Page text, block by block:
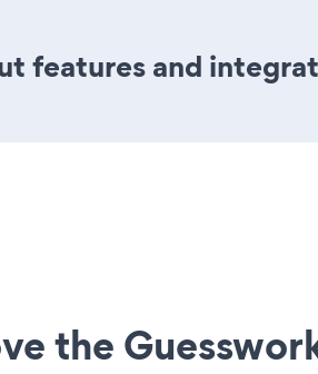
features and
the